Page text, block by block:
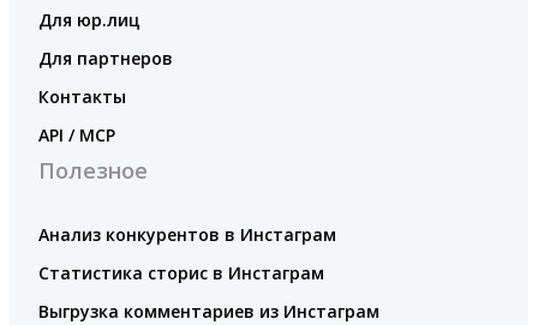
Для юр.лиц
Для партнеров
Контакты
API / MCP
Полезное
Анализ конкурентов в Инстаграм
Статистика сторис в Инстаграм
Выгрузка комментариев из Инстаграм